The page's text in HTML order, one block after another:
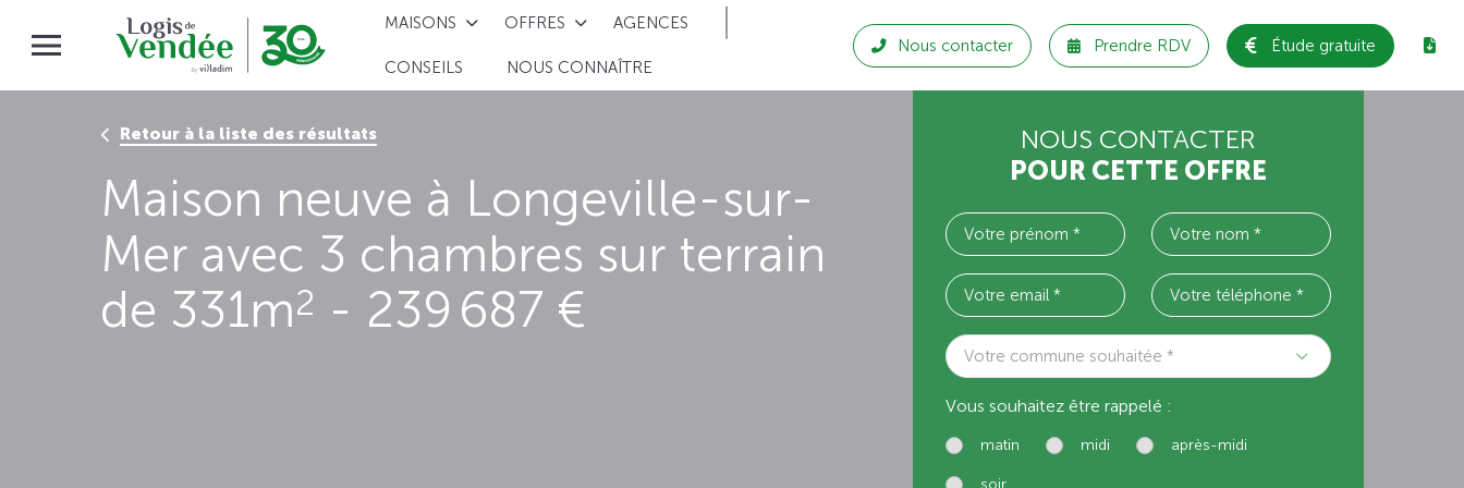
MAISONS OFFRES AGENCES
CONSEILS NOUS CONNAÎTRE
Nous contacter Prendre RDV Étude gratuite
Retour à la liste des résultats
Maison neuve à Longeville-sur-
Mer avec 3 chambres sur terrain
de 331m2 - 239 687 €
NOUS CONTACTER
POUR CETTE OFFRE
Votre commune souhaitée *
Vous souhaitez être rappelé :
matin midi après-midi